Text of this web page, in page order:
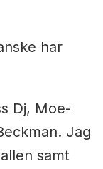
har
Dj, Moe-
Jag
samt